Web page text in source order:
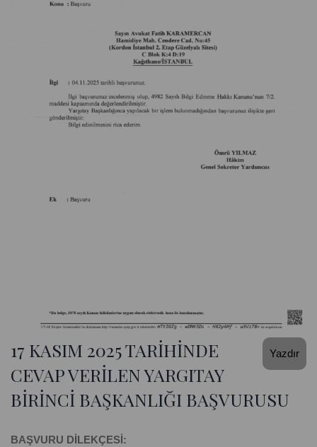
Yazdır
17 KASIM 2025 TARİHİNDE
CEVAP VERİLEN YARGITAY
BİRİNCİ BAŞKANLIĞI BAŞVURUSU
BAŞVURU DİLEKÇESİ: